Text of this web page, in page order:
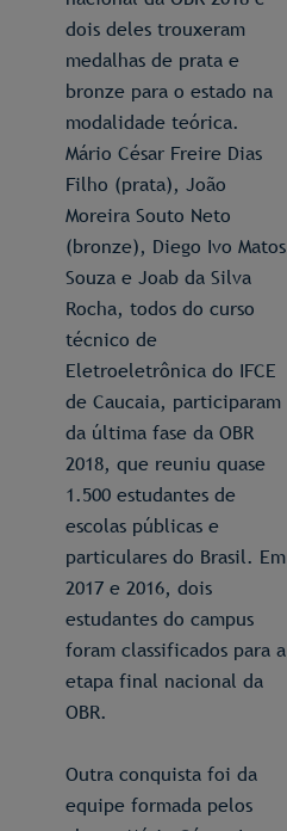
dois deles trouxeram
medalhas de prata e
bronze para o estado na
modalidade teórica.
Mário César Freire Dias
Filho (prata), João
Moreira Souto Neto
(bronze), Diego Ivo Matos
Souza e Joab da Silva
Rocha, todos do curso
técnico de
Eletroeletrônica do IFCE
de Caucaia, participaram
da última fase da OBR
2018, que reuniu quase
1.500 estudantes de
escolas públicas e
particulares do Brasil. Em
2017 e 2016, dois
estudantes do campus
foram classificados para a
etapa final nacional da
OBR.
Outra conquista foi da
equipe formada pelos